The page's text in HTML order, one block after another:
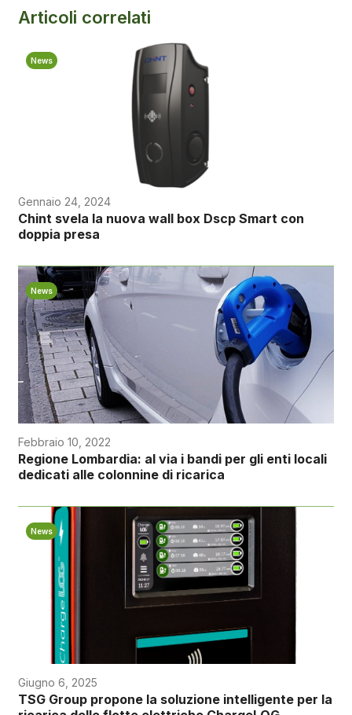
Articoli correlati
News
Gennaio 24, 2024
Chint svela la nuova wall box Dscp Smart con
doppia presa
News
Febbraio 10, 2022
Regione Lombardia: al via i bandi per gli enti locali
dedicati alle colonnine di ricarica
News
Giugno 6, 2025
TSG Group propone la soluzione intelligente per la